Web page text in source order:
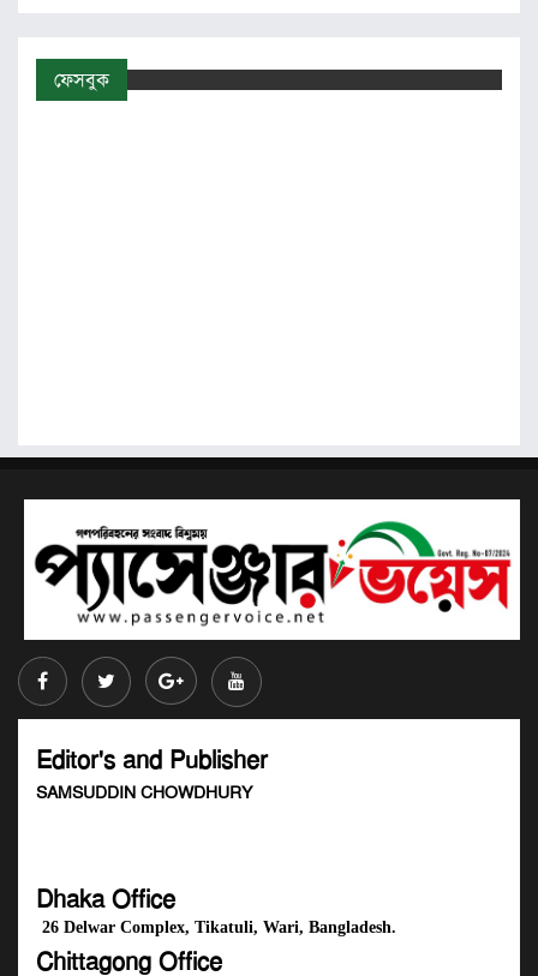
ফেসবুক
Editor's and Publisher
SAMSUDDIN CHOWDHURY
Dhaka Office
26 Delwar Complex, Tikatuli, Wari, Bangladesh.
Chittagong Office